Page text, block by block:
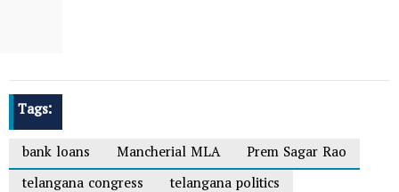
Tags:
bank loans
Mancherial MLA
Prem Sagar Rao
telangana congress
telangana politics